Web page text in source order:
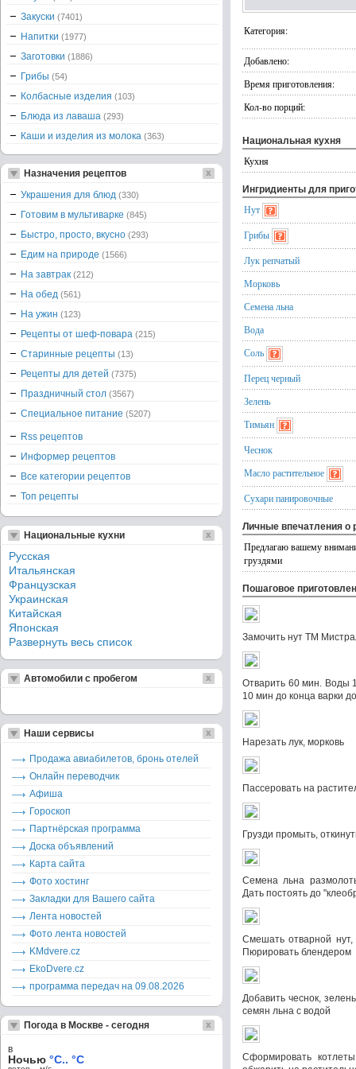
Категория:
Добавлено:
Время приготовления:
Кол-во порций:
Национальная кухня
Кухня
Ингридиенты для
Нут
Грибы
Лук репчатый
Морковь
Семена льна
Вода
Соль
Перец черный
Зелень
Тимьян
Чеснок
Масло растительное
Сухари панировочные
Личные впечатления о
Предлагаю вашему
груздями
Пошаговое
Замочить нут ТМ
Отварить 60 мин. Воды
10 мин до конца варки
Нарезать лук, морковь
Пассеровать на
Грузди промыть,
Семена льна
Дать постоять до
Смешать отварной нут,
Пюрировать блендером
Добавить чеснок,
семян льна с водой
Сформировать
Закуски (7401)
Напитки (1977)
Заготовки (1886)
Грибы (54)
Колбасные изделия (103)
Блюда из лаваша (293)
Каши и изделия из молока (363)
Назначения рецептов
Украшения для блюд (330)
Готовим в мультиварке (845)
Быстро, просто, вкусно (293)
Едим на природе (1566)
На завтрак (212)
На обед (561)
На ужин (123)
Рецепты от шеф-повара (215)
Старинные рецепты (13)
Рецепты для детей (7375)
Праздничный стол (3567)
Специальное питание (5207)
Rss рецептов
Информер рецептов
Все категории рецептов
Топ рецепты
Национальные кухни
Русская
Итальянская
Французская
Украинская
Китайская
Японская
Развернуть весь список
Автомобили с пробегом
Наши сервисы
Продажа авиабилетов, бронь отелей
Онлайн переводчик
Афиша
Гороскоп
Партнёрская программа
Доска объявлений
Карта сайта
Фото хостинг
Закладки для Вашего сайта
Лента новостей
Фото лента новостей
KMdvere.cz
EkoDvere.cz
программа передач на 09.08.2026
Погода в Москве - сегодня
в
Ночью °C.. °C